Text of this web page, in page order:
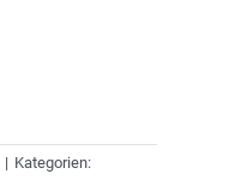
| Kategorien: